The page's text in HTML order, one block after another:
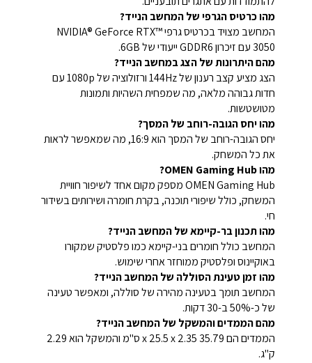
מהו כרטיס הגרפי של המחשב הנייד?
המחשב מצויד בכרטיס גרפי NVIDIA® GeForce RTX™
3050 עם זיכרון GDDR6 ייעודי של 6GB.
מהם היתרונות של הצג במחשב הנייד?
הצג מציע קצב רענון של 144Hz ורזולוציה של 1080p עם
חדות גבוהה מלאה, מה שמפחית השהיות ותמונות
מטושטשות.
מהו יחס הגובה-רוחב של המסך?
יחס הגובה-רוחב של המסך הוא 16:9, מה שמאפשר לראות
את כל המשחק.
מהו OMEN Gaming Hub?
OMEN Gaming Hub מספק מקום אחד לשיפור חוויית
המשחק, כולל שיפורי תוכנה, בקרת חומרה ושירותים בשידור
חי.
מהו תכנון בר-קיימא של המחשב הנייד?
המחשב כולל חומרים בני-קיימא כמו פלסטיק שמקורו
באוקיינוס ופלסטיק ממוחזר אחרי שימוש.
מהו זמן טעינת הסוללה של המחשב הנייד?
המחשב תומך בטעינה מהירה של סוללה, ומאפשר טעינה
של כ-50% ב-30 דקות.
מהם הממדים והמשקל של המחשב הנייד?
הממדים הם 35.79 x 25.5 x 2.35 ס"מ והמשקל הוא 2.29
ק"ג.